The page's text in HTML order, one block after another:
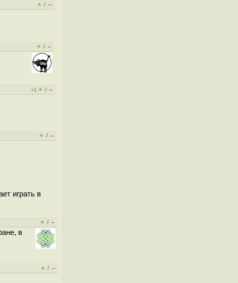
+ / –
+ / –
+1 + / –
+ / –
играть в
+ / –
в
+ / –